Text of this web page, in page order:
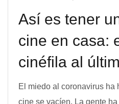
Así es tener
cine en casa:
cinéfila al
El miedo al coronavirus ha
cine se vacíen. La gente